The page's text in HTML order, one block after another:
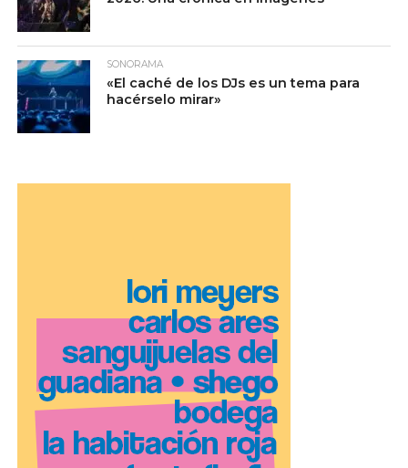
SONORAMA
«El caché de los DJs es un tema para
hacérselo mirar»